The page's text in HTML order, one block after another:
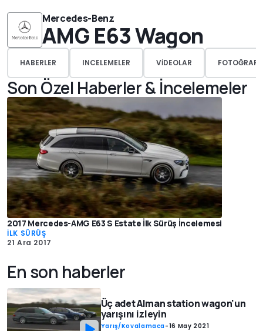
Mercedes-Benz
AMG E63 Wagon
HABERLER INCELEMELER VIDEOLAR
Son Özel Haberler & İncelemeler
2017 Mercedes-AMG E63 S Estate İlk Sürüş İncelemesi
İLK SÜRÜŞ
21 Ara 2017
En son haberler
Üç adet Alman station wagon'un
yarışını izleyin
Yarış/Kovalamaca-16 May 2021